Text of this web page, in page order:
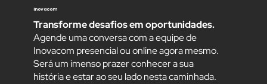
Inovacom
Transforme desafios em oportunidades.
Agende uma conversa com a equipe de
Inovacom presencial ou online agora mesmo.
Será um imenso prazer conhecer a sua
história e estar ao seu lado nesta caminhada.